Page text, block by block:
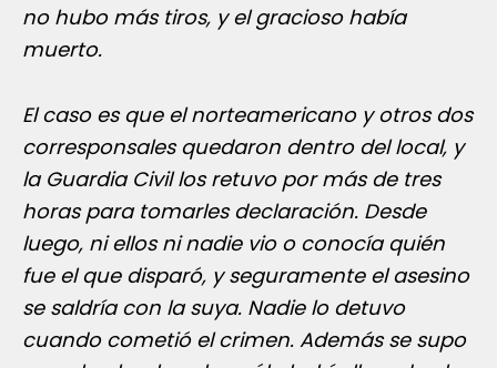
no hubo más tiros, y el gracioso había
muerto.
El caso es que el norteamericano y otros dos
corresponsales quedaron dentro del local, y
la Guardia Civil los retuvo por más de tres
horas para tomarles declaración. Desde
luego, ni ellos ni nadie vio o conocía quién
fue el que disparó, y seguramente el asesino
se saldría con la suya. Nadie lo detuvo
cuando cometió el crimen. Además se supo